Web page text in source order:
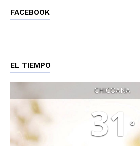
FACEBOOK
EL TIEMPO
CHICOANA
31 °